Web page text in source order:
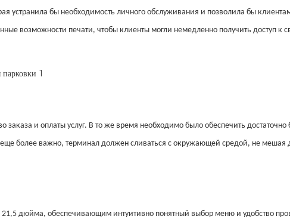
устранила бы необходимость личного обслуживания и позволила бы
возможности печати, чтобы клиенты могли немедленно получить доступ к
и оплаты услуг. В то же время необходимо было обеспечить достаточно
более важно, терминал должен сливаться с окружающей средой, не мешая
дюйма, обеспечивающим интуитивно понятный выбор меню и удобство